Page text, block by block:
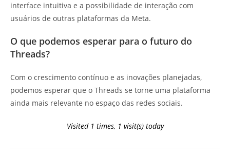
interface intuitiva e a possibilidade de interação com
usuários de outras plataformas da Meta.
O que podemos esperar para o futuro do
Threads?
Com o crescimento contínuo e as inovações planejadas,
podemos esperar que o Threads se torne uma plataforma
ainda mais relevante no espaço das redes sociais.
Visited 1 times, 1 visit(s) today